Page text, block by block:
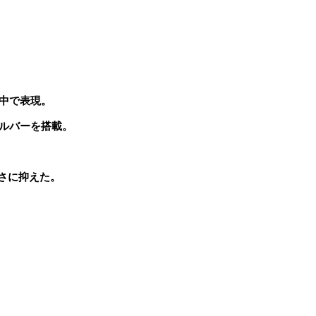
で表現。
バーを搭載。
抑えた。